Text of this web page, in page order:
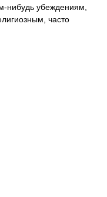
нибудь убеждениям,
часто